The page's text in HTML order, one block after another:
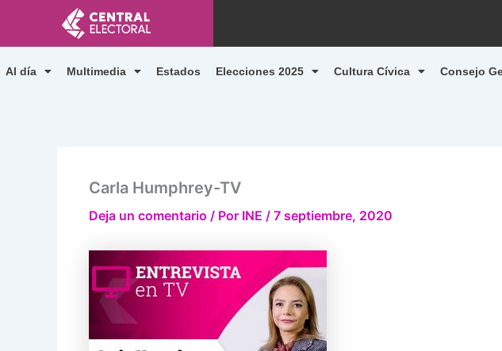
contenido
Al día Multimedia Estados Elecciones 2025 Cultura Cívica Consejo
Carla Humphrey-TV
Deja un comentario / Por INE / 7 septiembre, 2020